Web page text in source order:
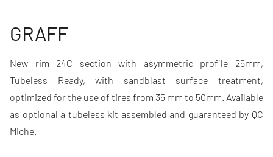
GRAFF
New rim 24C section with asymmetric profile 25mm,
Tubeless Ready, with sandblast surface treatment,
optimized for the use of tires from 35 mm to 50mm. Available
as optional a tubeless kit assembled and guaranteed by QC
Miche.